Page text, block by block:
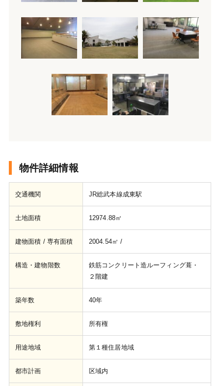
物件詳細情報
交通機関 JR総武本線成東駅
土地面積 12974.88㎡
建物面積 / 専有面積 2004.54㎡ /
構造・建物階数
鉄筋コンクリート造ルーフィング葺・
２階建
築年数 40年
敷地権利 所有権
用途地域 第１種住居地域
都市計画 区域内